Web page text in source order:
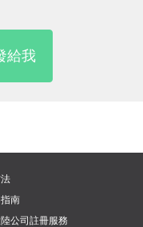
給我
指南
公司註冊服務